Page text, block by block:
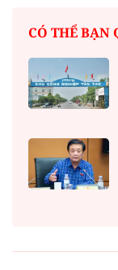
CÓ THỂ BẠN